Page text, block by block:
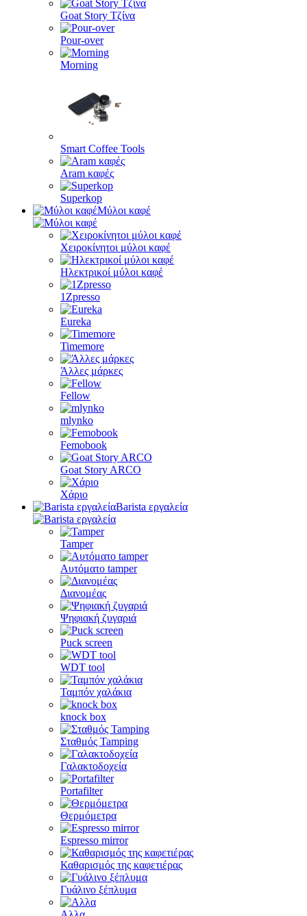
Goat Story Τζίνα
Pour-over
Morning
Smart Coffee Tools
Aram καφές
Superkop
Μύλοι καφέ
Χειροκίνητοι μύλοι καφέ
Ηλεκτρικοί μύλοι καφέ
1Zpresso
Eureka
Timemore
Άλλες μάρκες
Fellow
mlynko
Femobook
Goat Story ARCO
Χάριο
Barista εργαλεία
Tamper
Αυτόματο tamper
Διανομέας
Ψηφιακή ζυγαριά
Puck screen
WDT tool
Ταμπόν χαλάκια
knock box
Σταθμός Tamping
Γαλακτοδοχεία
Portafilter
Θερμόμετρα
Espresso mirror
Καθαρισμός της καφετιέρας
Γυάλινο ξέπλυμα